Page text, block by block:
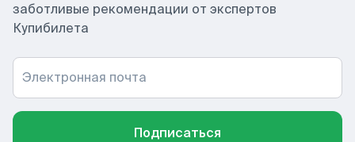
заботливые рекомендации от экспертов
Купибилета
Электронная почта
Подписаться